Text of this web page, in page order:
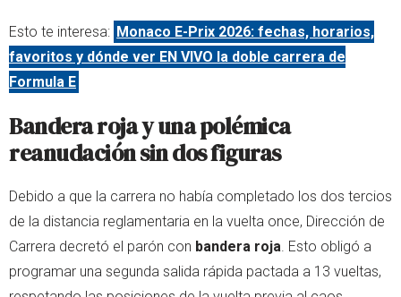
Esto te interesa: Monaco E-Prix 2026: fechas, horarios,
favoritos y dónde ver EN VIVO la doble carrera de
Formula E
Bandera roja y una polémica
reanudación sin dos figuras
Debido a que la carrera no había completado los dos tercios
de la distancia reglamentaria en la vuelta once, Dirección de
Carrera decretó el parón con bandera roja. Esto obligó a
programar una segunda salida rápida pactada a 13 vueltas,